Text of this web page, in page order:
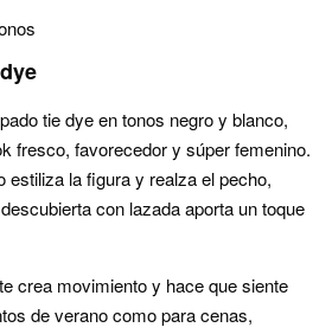
tie dye en tonos negro y blanco,
fresco, favorecedor y súper femenino.
estiliza la figura y realza el pecho,
con lazada aporta un toque
crea movimiento y hace que siente
de verano como para cenas,